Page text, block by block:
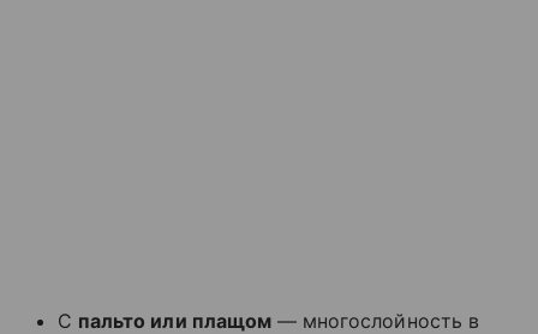
С пальто или плащом— многослойность в